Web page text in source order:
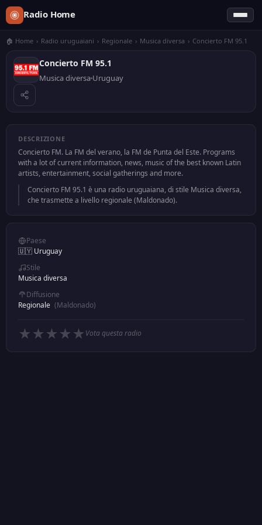
Radio Home
🏠 Home › Radio uruguaiani › Regionale › Musica diversa › Concierto FM 95.1
Concierto FM 95.1
Musica diversa Uruguay
DESCRIZIONE
Concierto FM. La FM del verano, la FM de Punta del Este. Programs
with a lot of current information, news, music of the best known Latin
artists, entertainment, social gatherings and more.
Concierto FM 95.1 è una radio uruguaiana, di stile Musica diversa,
che trasmette a livello regionale (Maldonado).
Paese
🇺🇾 Uruguay
Stile
Musica diversa
Diffusione
Regionale (Maldonado)
★ ★ ★ ★ ★ Vota questa radio